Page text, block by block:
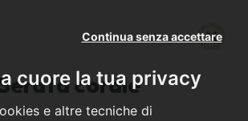
cuore la tua privacy
e altre tecniche di
Continua senza accettare
corale